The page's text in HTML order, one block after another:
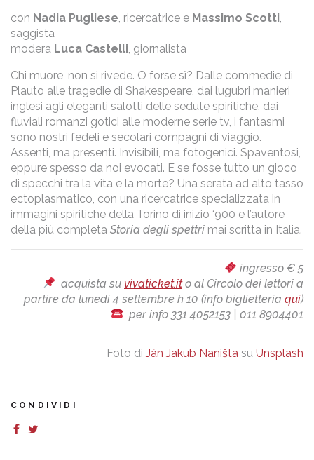
con Nadia Pugliese , ricercatrice e Massimo Scotti
saggista
modera Luca Castelli , giornalista
Chi muore, non si rivede. O forse sì? Dalle commedie di
Plauto alle tragedie di Shakespeare, dai lugubri manieri
inglesi agli eleganti salotti delle sedute spiritiche, dai
fluviali romanzi gotici alle moderne serie tv, i fantasmi
sono nostri fedeli e secolari compagni di viaggio.
Assenti, ma presenti. Invisibili, ma fotogenici. Spaventosi,
eppure spesso da noi evocati. E se fosse tutto un gioco
di specchi tra la vita e la morte? Una serata ad alto tasso
ectoplasmatico, con una ricercatrice specializzata in
immagini spiritiche della Torino di inizio ‘900 e l’autore
della più completa Storia degli spettri mai scritta in Italia.
ingresso € 5
acquista su vivaticket.ito al Circolo dei lettori a
partire da lunedì 4 settembre h 10 (info biglietteria qui)
per info 331 4052153 | 011 8904401
Foto di Ján Jakub Naništa su Unsplash
CONDIVIDI